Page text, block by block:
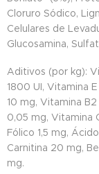
Cloruro Sódico,
Celulares de
Glucosamina,
Aditivos (por kg):
1800 UI, Vitamina
10 mg, Vitamina
0,05 mg, Vitamina
Fólico 1,5 mg,
Carnitina 20 mg,
mg.